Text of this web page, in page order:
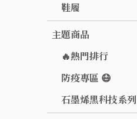
鞋履
主題商品
🔥熱門排行
防疫專區 😷
石墨烯黑科技系列